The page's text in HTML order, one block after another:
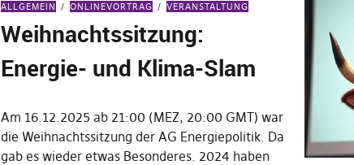
ALLGEMEIN ONLINEVORTRAG VERANSTALTUNG
Weihnachtssitzung:
Energie- und Klima-Slam
Am 16.12.2025 ab 21:00 (MEZ, 20:00 GMT) war
die Weihnachtssitzung der AG Energiepolitik. Da
gab es wieder etwas Besonderes. 2024 haben